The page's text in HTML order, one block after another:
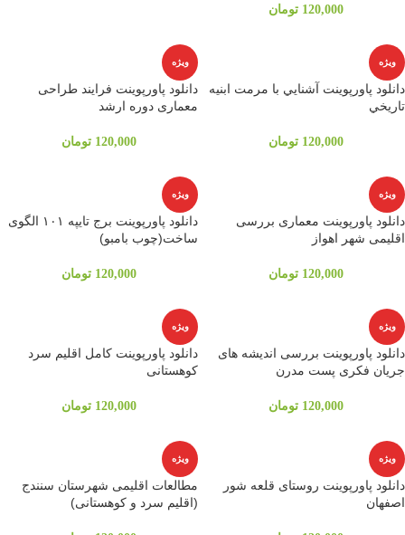
120,000 تومان
ویژه
دانلود پاورپوینت آشنايي با مرمت ابنيه
تاريخي
120,000 تومان
ویژه
دانلود پاورپوینت فرایند طراحی
معماری دوره ارشد
120,000 تومان
ویژه
دانلود پاورپوینت معماری بررسی
اقلیمی شهر اهواز
120,000 تومان
ویژه
دانلود پاورپوینت برج تایپه ۱۰۱ الگوی
ساخت(چوب بامبو)
120,000 تومان
ویژه
دانلود پاورپوینت بررسی اندیشه های
جریان فکری پست مدرن
120,000 تومان
ویژه
دانلود پاورپوینت کامل اقلیم سرد
کوهستانی
120,000 تومان
ویژه
دانلود پاورپوینت روستای قلعه شور
اصفهان
ویژه
مطالعات اقلیمی شهرستان سنندج
(اقلیم سرد و کوهستانی)